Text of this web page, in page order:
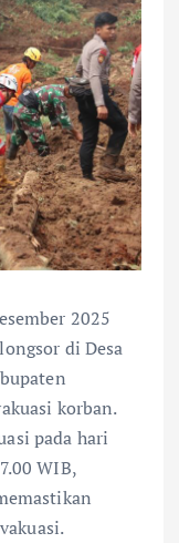
2025
di Desa
korban.
pada hari
WIB,